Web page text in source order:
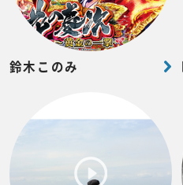
鈴木このみ